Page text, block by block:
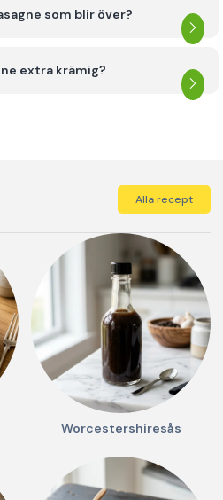
som blir över?
extra krämig?
Alla recept
Worcestershiresås